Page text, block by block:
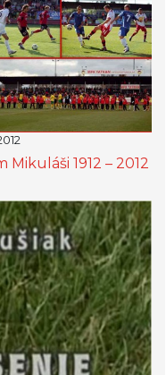
1912 – 2012